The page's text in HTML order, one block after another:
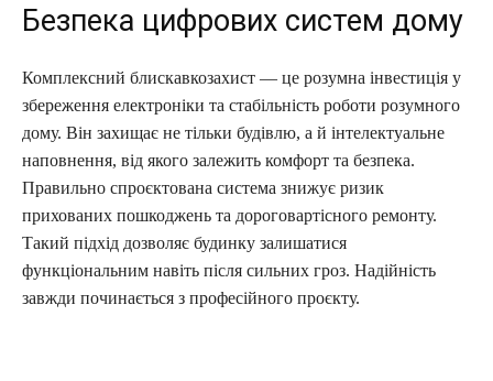
Безпека цифрових систем дому
Комплексний блискавкозахист — це розумна інвестиція у
збереження електроніки та стабільність роботи розумного
дому. Він захищає не тільки будівлю, а й інтелектуальне
наповнення, від якого залежить комфорт та безпека.
Правильно спроєктована система знижує ризик
прихованих пошкоджень та дороговартісного ремонту.
Такий підхід дозволяє будинку залишатися
функціональним навіть після сильних гроз. Надійність
завжди починається з професійного проєкту.